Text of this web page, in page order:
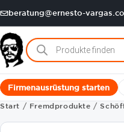
beratung@ernesto-
Products
search
Firmenausrüstung starten
Start / Fremdprodukte /